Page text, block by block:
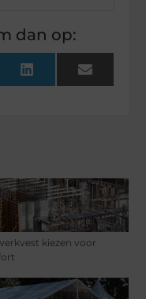
kiezen voor
dan op:
LinkedIn Email